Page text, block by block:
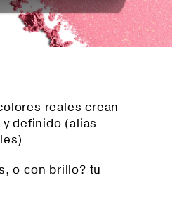
reales crean
definido (alias
o con brillo? tu